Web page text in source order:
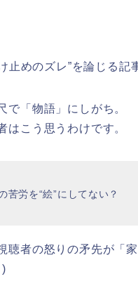
止めのズレ”を論じる
で「物語」にしがち。
はこう思うわけです。
苦労を“絵”にしてない？
聴者の怒りの矛先が「
)